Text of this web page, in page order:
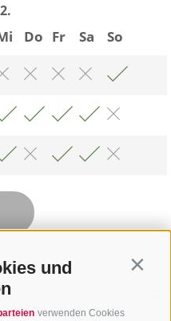
und
verwenden Cookies
Do Fr Sa
So